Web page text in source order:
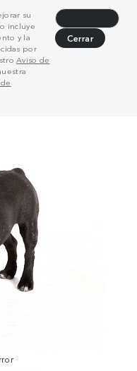
su
incluye
y la
por
Aviso de
Cerrar